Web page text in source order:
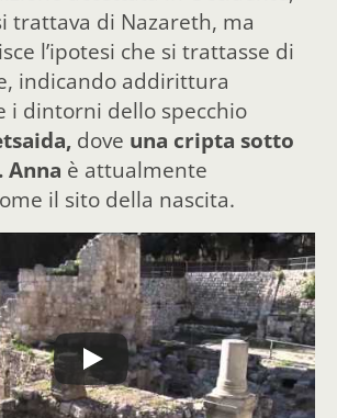
trattava di Nazareth, ma
l’ipotesi che si trattasse di
indicando addirittura
i dintorni dello specchio
dove una cripta sotto
Anna è attualmente
il sito della nascita.